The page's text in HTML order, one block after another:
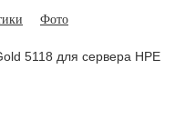
Фото
5118 для сервера HPE